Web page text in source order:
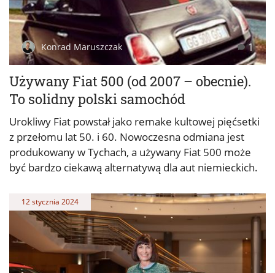
Używany Fiat 500 (od 2007 – obecnie).
To solidny polski samochód
Konrad Maruszczak 1
Urokliwy Fiat powstał jako remake kultowej pięćsetki
z przełomu lat 50. i 60. Nowoczesna odmiana jest
produkowany w Tychach, a używany Fiat 500 może
być bardzo ciekawą alternatywą dla aut niemieckich.
12 stycznia 2024